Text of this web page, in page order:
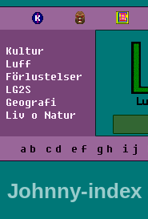
Kultur
Luff
Förlustelser
LG2S
Geografi
Liv o Natur
a b c d e f g h i j
Johnny-index